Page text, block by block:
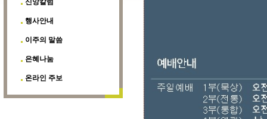
신앙칼럼
행사안내
이주의 말씀
은혜나눔
온라인 주보